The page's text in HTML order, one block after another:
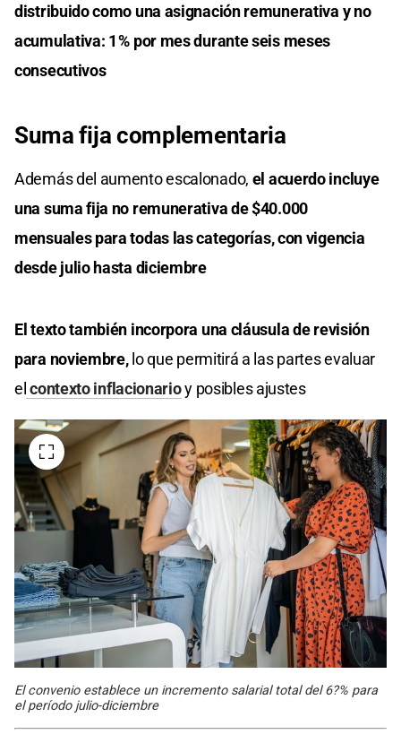
distribuido como una asignación remunerativa y no
acumulativa: 1 % por mes durante seis meses
consecutivos
Suma fija complementaria
Además del aumento escalonado, el acuerdo incluye
una suma fija no remunerativa de $40.000
mensuales para todas las categorías, con vigencia
desde julio hasta diciembre
El texto también incorpora una cláusula de revisión
para noviembre,lo que permitirá a las partes evaluar
elcontexto inflacionarioy posibles ajustes
El convenio establece un incremento salarial total del 6?% para
el período julio-diciembre